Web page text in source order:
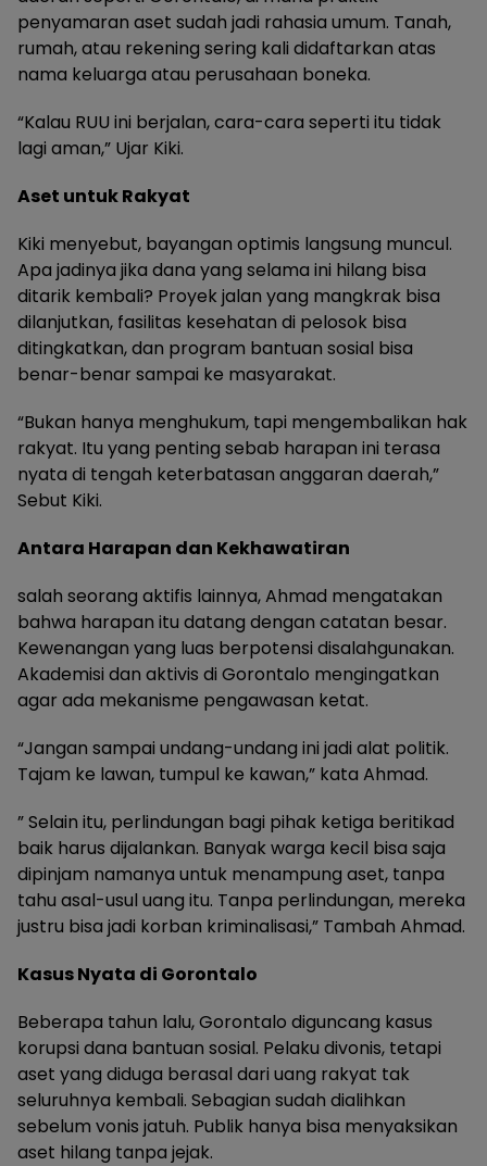
penyamaran aset sudah jadi rahasia umum. Tanah,
rumah, atau rekening sering kali didaftarkan atas
nama keluarga atau perusahaan boneka.
“Kalau RUU ini berjalan, cara-cara seperti itu tidak
lagi aman,” Ujar Kiki.
Aset untuk Rakyat
Kiki menyebut, bayangan optimis langsung muncul.
Apa jadinya jika dana yang selama ini hilang bisa
ditarik kembali? Proyek jalan yang mangkrak bisa
dilanjutkan, fasilitas kesehatan di pelosok bisa
ditingkatkan, dan program bantuan sosial bisa
benar-benar sampai ke masyarakat.
“Bukan hanya menghukum, tapi mengembalikan hak
rakyat. Itu yang penting sebab harapan ini terasa
nyata di tengah keterbatasan anggaran daerah,”
Sebut Kiki.
Antara Harapan dan Kekhawatiran
salah seorang aktifis lainnya, Ahmad mengatakan
bahwa harapan itu datang dengan catatan besar.
Kewenangan yang luas berpotensi disalahgunakan.
Akademisi dan aktivis di Gorontalo mengingatkan
agar ada mekanisme pengawasan ketat.
“Jangan sampai undang-undang ini jadi alat politik.
Tajam ke lawan, tumpul ke kawan,” kata Ahmad.
” Selain itu, perlindungan bagi pihak ketiga beritikad
baik harus dijalankan. Banyak warga kecil bisa saja
dipinjam namanya untuk menampung aset, tanpa
tahu asal-usul uang itu. Tanpa perlindungan, mereka
justru bisa jadi korban kriminalisasi,” Tambah Ahmad.
Kasus Nyata di Gorontalo
Beberapa tahun lalu, Gorontalo diguncang kasus
korupsi dana bantuan sosial. Pelaku divonis, tetapi
aset yang diduga berasal dari uang rakyat tak
seluruhnya kembali. Sebagian sudah dialihkan
sebelum vonis jatuh. Publik hanya bisa menyaksikan
aset hilang tanpa jejak.